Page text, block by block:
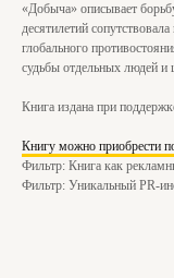
«Добыча» описывает
десятилетий
глобального
судьбы отдельных людей и
Книга издана при
Книгу можно приобрести
Фильтр: Книга как
Фильтр: Уникальный PR-